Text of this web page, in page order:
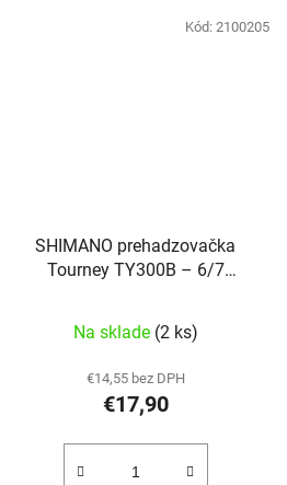
SHIMANO prehadzovačka
Tourney TY300B – 6/7
Na sklade (2 ks)
€14,55 bez DPH
€17,90
Kód: 2100205